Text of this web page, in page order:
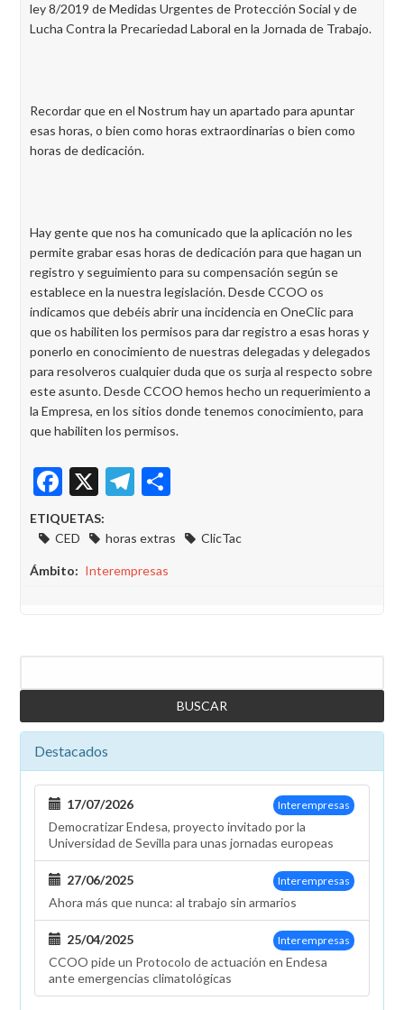
ley 8/2019 de Medidas Urgentes de Protección Social y de
Lucha Contra la Precariedad Laboral en la Jornada de Trabajo.
Recordar que en el Nostrum hay un apartado para apuntar
esas horas, o bien como horas extraordinarias o bien como
horas de dedicación.
Hay gente que nos ha comunicado que la aplicación no les
permite grabar esas horas de dedicación para que hagan un
registro y seguimiento para su compensación según se
establece en la nuestra legislación. Desde CCOO os
indicamos que debéis abrir una incidencia en OneClic para
que os habiliten los permisos para dar registro a esas horas y
ponerlo en conocimiento de nuestras delegadas y delegados
para resolveros cualquier duda que os surja al respecto sobre
este asunto. Desde CCOO hemos hecho un requerimiento a
la Empresa, en los sitios donde tenemos conocimiento, para
que habiliten los permisos.
Facebook
X Telegram
ETIQUETAS:
CED
horas extras ClicTac
Ámbito Interempresas
Destacados
Interempresas
17/07/2026
Democratizar Endesa, proyecto invitado por la
Universidad de Sevilla para unas jornadas europeas
Interempresas
27/06/2025
Ahora más que nunca: al trabajo sin armarios
Interempresas
25/04/2025
CCOO pide un Protocolo de actuación en Endesa
ante emergencias climatológicas